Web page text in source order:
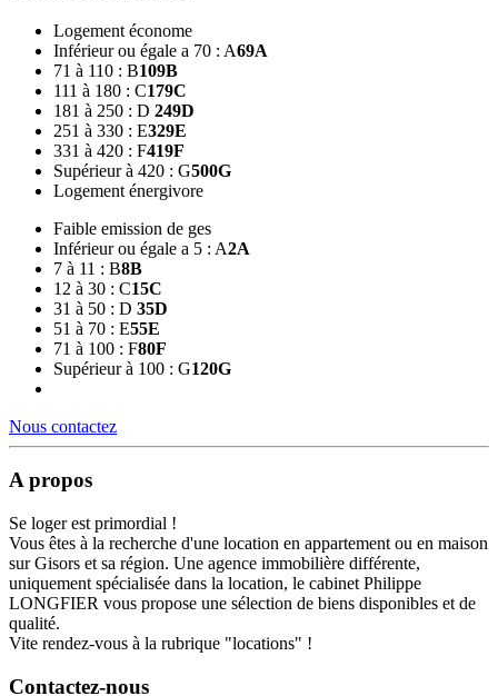
Logement économe
Inférieur ou égale a 70 : A69A
71 à 110 : B109B
111 à 180 : C179C
181 à 250 : D 249D
251 à 330 : E329E
331 à 420 : F419F
Supérieur à 420 : G500G
Logement énergivore
Faible emission de ges
Inférieur ou égale a 5 : A2A
7 à 11 : B8B
12 à 30 : C15C
31 à 50 : D 35D
51 à 70 : E55E
71 à 100 : F80F
Supérieur à 100 : G120G
Nous contactez
A propos
Se loger est primordial !
Vous êtes à la recherche d'une location en appartement ou en maison
sur Gisors et sa région. Une agence immobilière différente,
uniquement spécialisée dans la location, le cabinet Philippe
LONGFIER vous propose une sélection de biens disponibles et de
qualité.
Vite rendez-vous à la rubrique "locations" !
Contactez-nous